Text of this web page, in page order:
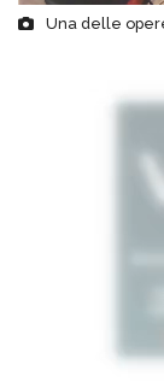
Una delle